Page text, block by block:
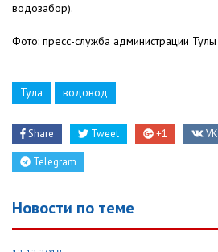
водозабор).
Фото: пресс-служба администрации Тулы
Тула водовод
Share Tweet +1 VK
Telegram
Новости по теме